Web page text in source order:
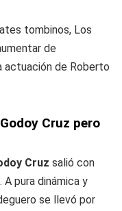
tombinos, Los
de
actuación de Roberto
Cruz pero
Cruz salió con
pura dinámica y
se llevó por